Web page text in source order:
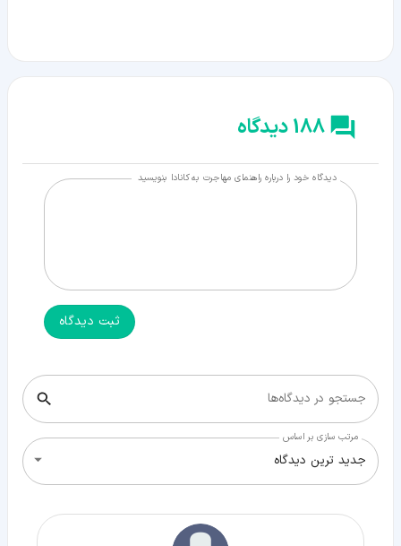
188 دیدگاه
دیدگاه خود را درباره راهنمای مهاجرت به کانادا بنویسید
ثبت دیدگاه
جستجو در دیدگاه‌ها
مرتب سازی بر اساس
جدید ترین دیدگاه